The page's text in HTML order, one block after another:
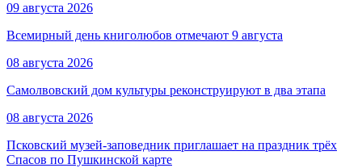
09 августа 2026
Всемирный день книголюбов отмечают 9 августа
08 августа 2026
Самолвовский дом культуры реконструируют в два этапа
08 августа 2026
Псковский музей-заповедник приглашает на праздник трёх
Спасов по Пушкинской карте